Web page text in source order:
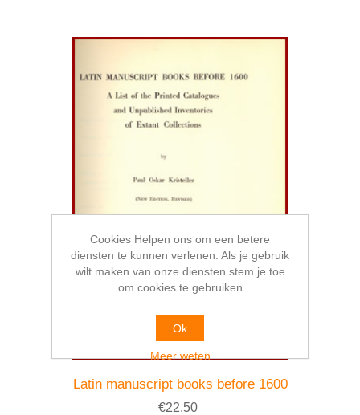
Latin manuscript books before 1600
€22,50
Cookies Helpen ons om een betere
diensten te kunnen verlenen. Als je gebruik
wilt maken van onze diensten stem je toe
om cookies te gebruiken
Ok
Meer weten